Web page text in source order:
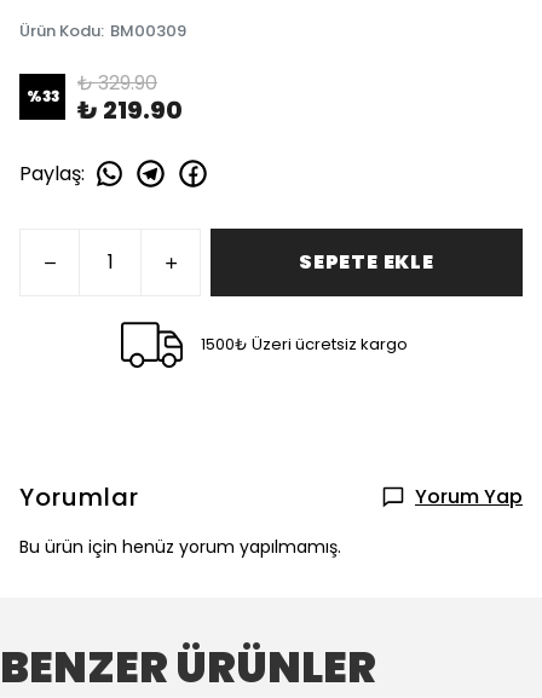
Ürün Kodu: BM00309
%33 ₺ 329.90
₺ 219.90
Paylaş:
SEPETE EKLE
1500₺ Üzeri ücretsiz kargo
Yorumlar Yorum Yap
Bu ürün için henüz yorum yapılmamış.
BENZER ÜRÜNLER